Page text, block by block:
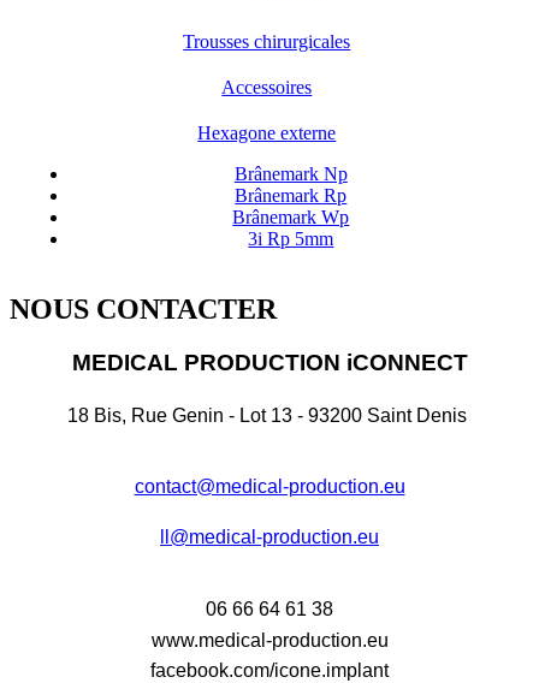
Trousses chirurgicales
Accessoires
Hexagone externe
Brânemark Np
Brânemark Rp
Brânemark Wp
3i Rp 5mm
NOUS CONTACTER
MEDICAL PRODUCTION iCONNECT
18 Bis, Rue Genin - Lot 13 - 93200 Saint Denis
contact@medical-production.eu
ll@medical-production.eu
06 66 64 61 38
www.medical-production.eu
facebook.com/icone.implant